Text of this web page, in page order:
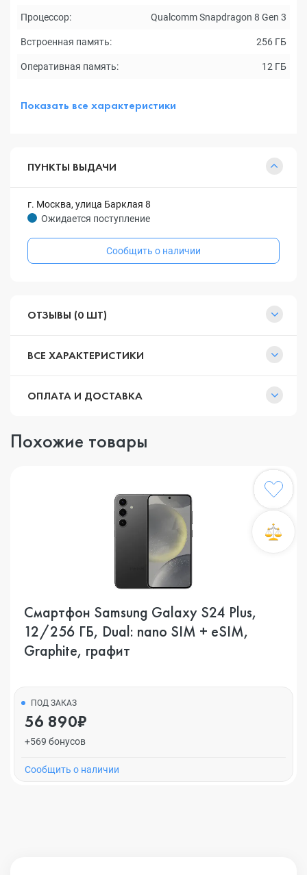
Процессор: Qualcomm Snapdragon 8 Gen 3
Встроенная память: 256 ГБ
Оперативная память: 12 ГБ
Показать все характеристики
ПУНКТЫ ВЫДАЧИ
г. Москва, улица Барклая 8
Ожидается поступление
Сообщить о наличии
ОТЗЫВЫ (0 ШТ)
ВСЕ ХАРАКТЕРИСТИКИ
ОПЛАТА И ДОСТАВКА
Похожие товары
Смартфон Samsung Galaxy S24 Plus,
12/256 ГБ, Dual: nano SIM + eSIM,
Graphite, графит
ПОД ЗАКАЗ
56 890₽
+569 бонусов
Cообщить о наличии